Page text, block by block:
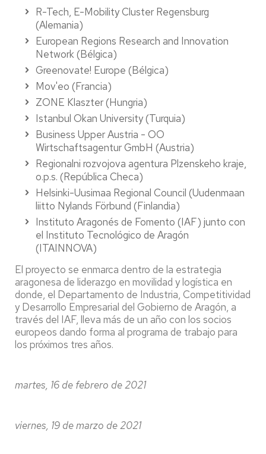
R-Tech, E-Mobility Cluster Regensburg
(Alemania)
European Regions Research and Innovation
Network (Bélgica)
Greenovate! Europe (Bélgica)
Mov'eo (Francia)
ZONE Klaszter (Hungria)
Istanbul Okan University (Turquia)
Business Upper Austria - OO
Wirtschaftsagentur GmbH (Austria)
Regionalni rozvojova agentura Plzenskeho kraje,
o.p.s. (República Checa)
Helsinki-Uusimaa Regional Council (Uudenmaan
liitto Nylands Förbund (Finlandia)
Instituto Aragonés de Fomento (IAF) junto con
el Instituto Tecnológico de Aragón
(ITAINNOVA)
El proyecto se enmarca dentro de la estrategia
aragonesa de liderazgo en movilidad y logística en
donde, el Departamento de Industria, Competitividad
y Desarrollo Empresarial del Gobierno de Aragón, a
través del IAF, lleva más de un año con los socios
europeos dando forma al programa de trabajo para
los próximos tres años.
martes, 16 de febrero de 2021
viernes, 19 de marzo de 2021